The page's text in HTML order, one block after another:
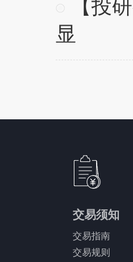
【投
显
交易须知
交易指南
交易规则